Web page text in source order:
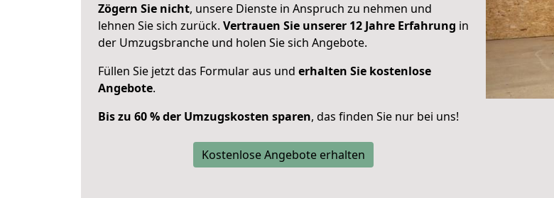
Zögern Sie nicht, unsere Dienste in Anspruch zu nehmen und
lehnen Sie sich zurück. Vertrauen Sie unserer 12 Jahre Erfahrung in
der Umzugsbranche und holen Sie sich Angebote.
Füllen Sie jetzt das Formular aus und erhalten Sie kostenlose
Angebote.
Bis zu 60 % der Umzugskosten sparen, das finden Sie nur bei uns!
Kostenlose Angebote erhalten